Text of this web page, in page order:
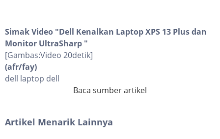
Simak Video "Dell Kenalkan Laptop XPS 13 Plus dan
Monitor UltraSharp "
[Gambas:Video 20detik]
(afr/fay)
dell laptop dell
Baca sumber artikel
Artikel Menarik Lainnya